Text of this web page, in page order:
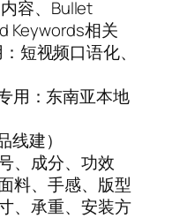
容、Bullet
Keywords相关
短视频口语化、
用：东南亚本地
线建）
、成分、功效
料、手感、版型
、承重、安装方